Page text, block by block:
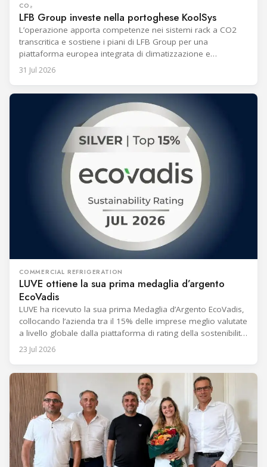
CO₂
LFB Group investe nella portoghese KoolSys
L’operazione apporta competenze nei sistemi rack a CO2
transcritica e sostiene i piani di LFB Group per una
piattaforma europea integrata di climatizzazione e
refrigerazione.
31 Jul 2026
COMMERCIAL REFRIGERATION
LUVE ottiene la sua prima medaglia d’argento
EcoVadis
LUVE ha ricevuto la sua prima Medaglia d’Argento EcoVadis,
collocando l’azienda tra il 15% delle imprese meglio valutate
a livello globale dalla piattaforma di rating della sostenibilità.
Annunciato il 13 luglio 2026, il riconoscimento segna un
miglioramento delle performance di sostenibilità
Medaglie di Bronzo EcoVadis ottenute dal 2021.
23 Jul 2026